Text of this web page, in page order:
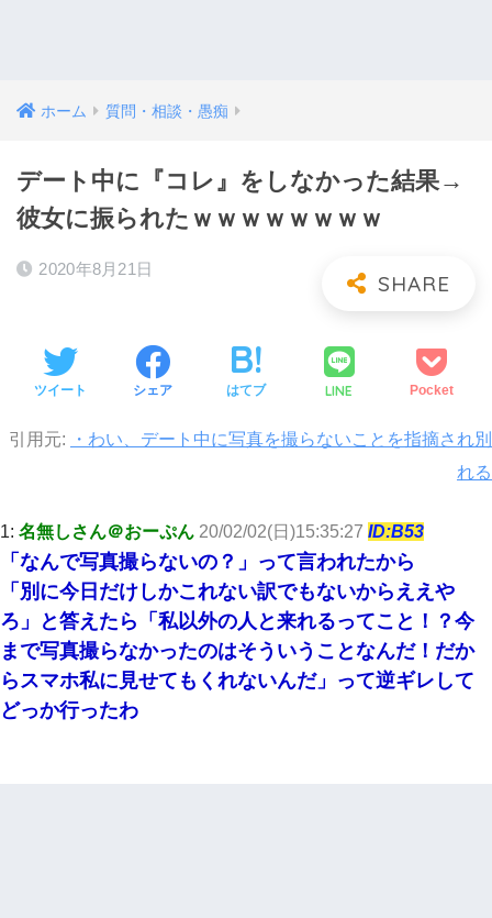
ホーム 質問・相談・愚痴
デート中に『コレ』をしなかった結果→
彼女に振られたｗｗｗｗｗｗｗｗ
2020年8月21日
ツイート シェア はてブ LINE Pocket
引用元:
・わい、デート中に写真を撮らないことを指摘され別
れる
1: 名無しさん＠おーぷん 20/02/02(日)15:35:27 ID:B53
「なんで写真撮らないの？」って言われたから
「別に今日だけしかこれない訳でもないからええや
ろ」と答えたら「私以外の人と来れるってこと！？今
まで写真撮らなかったのはそういうことなんだ！だか
らスマホ私に見せてもくれないんだ」って逆ギレして
どっか行ったわ